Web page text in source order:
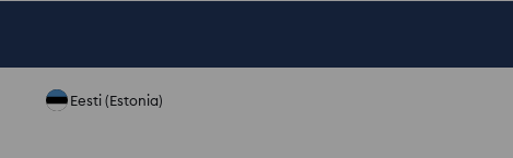
Eesti (Estonia)